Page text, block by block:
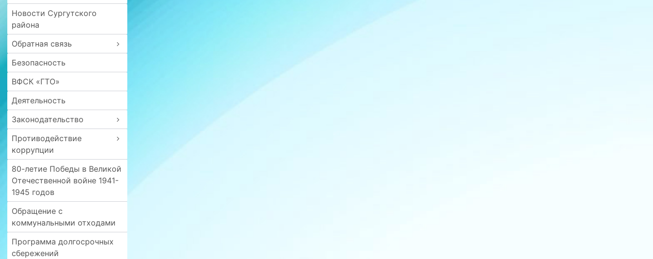
Новости Сургутского
района
Обратная связь
Безопасность
ВФСК «ГТО»
Деятельность
Законодательство
Противодействие
коррупции
80-летие Победы в Великой
Отечественной войне 1941-
1945 годов
Обращение с
коммунальными отходами
Программа долгосрочных
сбережений